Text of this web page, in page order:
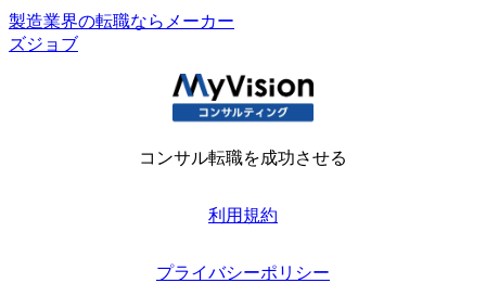
製造業界の転職ならメーカー
ズジョブ
コンサル転職を成功させる
利用規約
プライバシーポリシー